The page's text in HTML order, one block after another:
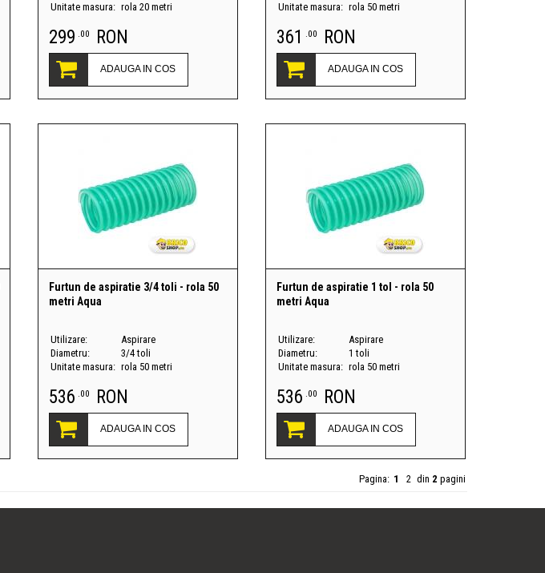
Unitate masura: rola 20 metri
299 .00 RON
ADAUGA IN COS
Unitate masura: rola 50 metri
361 .00 RON
ADAUGA IN COS
Furtun de aspiratie 3/4 toli - rola 50
metri Aqua
Utilizare:
Aspirare
Diametru:
3/4 toli
Unitate masura: rola 50 metri
536 .00 RON
ADAUGA IN COS
Furtun de aspiratie 1 tol - rola 50
metri Aqua
Utilizare:
Aspirare
Diametru:
1 toli
Unitate masura: rola 50 metri
536 .00 RON
ADAUGA IN COS
Pagina: 1 2 din 2 pagini